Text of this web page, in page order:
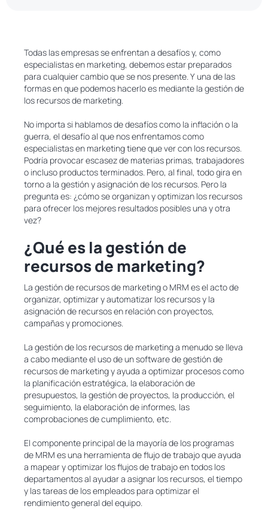
Todas las empresas se enfrentan a desafíos y, como
especialistas en marketing, debemos estar preparados
para cualquier cambio que se nos presente. Y una de las
formas en que podemos hacerlo es mediante la gestión de
los recursos de marketing.
No importa si hablamos de desafíos como la inflación o la
guerra, el desafío al que nos enfrentamos como
especialistas en marketing tiene que ver con los recursos.
Podría provocar escasez de materias primas, trabajadores
o incluso productos terminados. Pero, al final, todo gira en
torno a la gestión y asignación de los recursos. Pero la
pregunta es: ¿cómo se organizan y optimizan los recursos
para ofrecer los mejores resultados posibles una y otra
vez?
¿Qué es la gestión de
recursos de marketing?
La gestión de recursos de marketing o MRM es el acto de
organizar, optimizar y automatizar los recursos y la
asignación de recursos en relación con proyectos,
campañas y promociones.
La gestión de los recursos de marketing a menudo se lleva
a cabo mediante el uso de un software de gestión de
recursos de marketing y ayuda a optimizar procesos como
la planificación estratégica, la elaboración de
presupuestos, la gestión de proyectos, la producción, el
seguimiento, la elaboración de informes, las
comprobaciones de cumplimiento, etc.
El componente principal de la mayoría de los programas
de MRM es una herramienta de flujo de trabajo que ayuda
a mapear y optimizar los flujos de trabajo en todos los
departamentos al ayudar a asignar los recursos, el tiempo
y las tareas de los empleados para optimizar el
rendimiento general del equipo.